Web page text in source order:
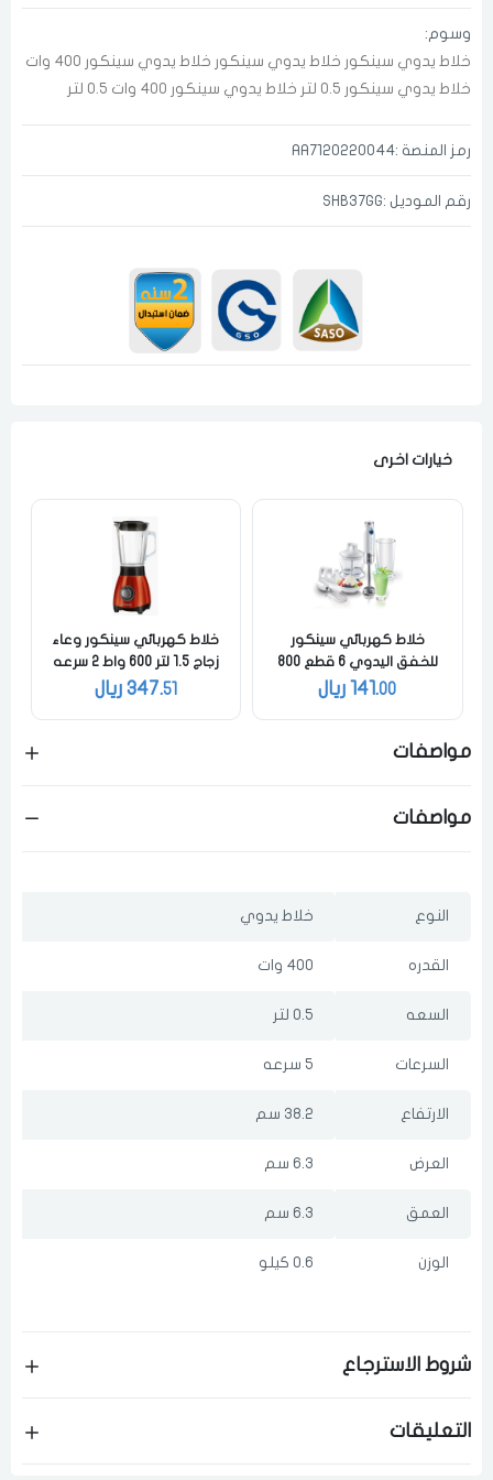
وسوم:
خلاط يدوي سينكور خلاط يدوي سينكور خلاط يدوي سينكور 400 وات
خلاط يدوي سينكور 0.5 لتر
خلاط يدوي سينكور 400 وات 0.5 لتر
رمز المنصة :AA7120220044
رقم الموديل :SHB37GG
خيارات اخرى
خلاط كهربائي سينكور
للخفق اليدوي 6 قطع 800
141.00 ريال
خلاط كهربائي سينكور وعاء
زجاج 1.5 لتر 600 واط 2 سرعه
احمر
347.51 ريال
مواصفات
مواصفات
النوع خلاط يدوي
القدره 400 وات
السعه 0.5 لتر
السرعات 5 سرعه
الارتفاع 38.2 سم
العرض 6.3 سم
العمق 6.3 سم
الوزن 0.6 كيلو
شروط الاسترجاع
التعليقات
الدخول تسجيل
تذكرنى
لقد قرأت ووافقت على سياسة الاستخدام
اختر المدينة
فى حالة تغيير المدينة قد تفقد بعض او كل المنتجات التي تم اضافتها للسلة